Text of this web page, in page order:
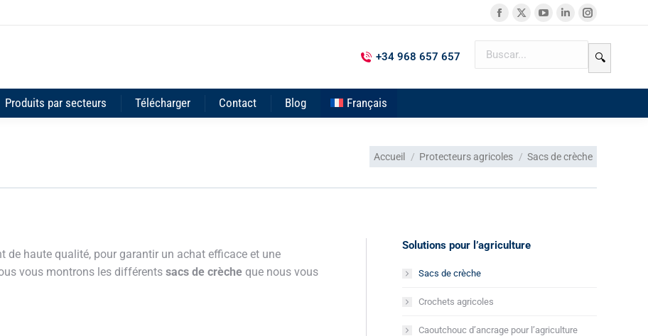
+34 968 657 657 🔍
Produits par secteurs Télécharger Contact Blog Français
Vous êtes ici :
Accueil Protecteurs agricoles Sacs de crèche
de haute qualité, pour garantir un achat efficace et une
vous montrons les différents sacs de crèche que nous vous
Solutions pour l’agriculture
Sacs de crèche
Crochets agricoles
Caoutchouc d’ancrage pour l’agriculture